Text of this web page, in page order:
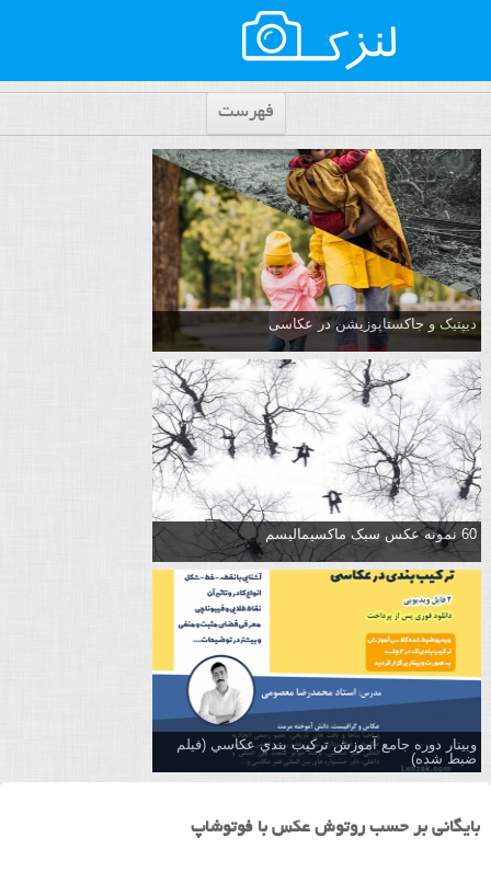
فهرست
دیپتیک و جاکستا‌پوزیشن در عکاسی
60 نمونه عکس سبک ماکسیمالیسم
وبینار دوره جامع آموزش تركيب بندي عكاسي (فیلم
ضبط شده)
بایگانی بر حسب روتوش عکس با فوتوشاپ